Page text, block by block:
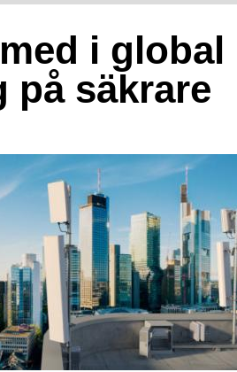
i global
på säkrare